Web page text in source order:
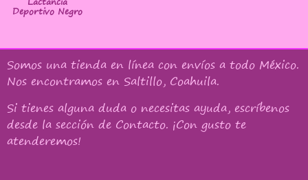
Deportivo Negro
Somos una tienda en línea con envíos a todo México.
Nos encontramos en Saltillo, Coahuila.
Si tienes alguna duda o necesitas ayuda, escríbenos
desde la sección de Contacto. ¡Con gusto te
atenderemos!